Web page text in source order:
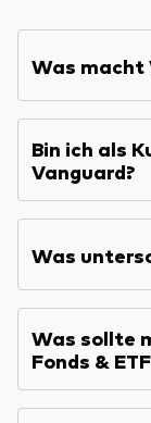
Was macht
Bin ich als
Vanguard?
Was
Was sollte
Fonds &